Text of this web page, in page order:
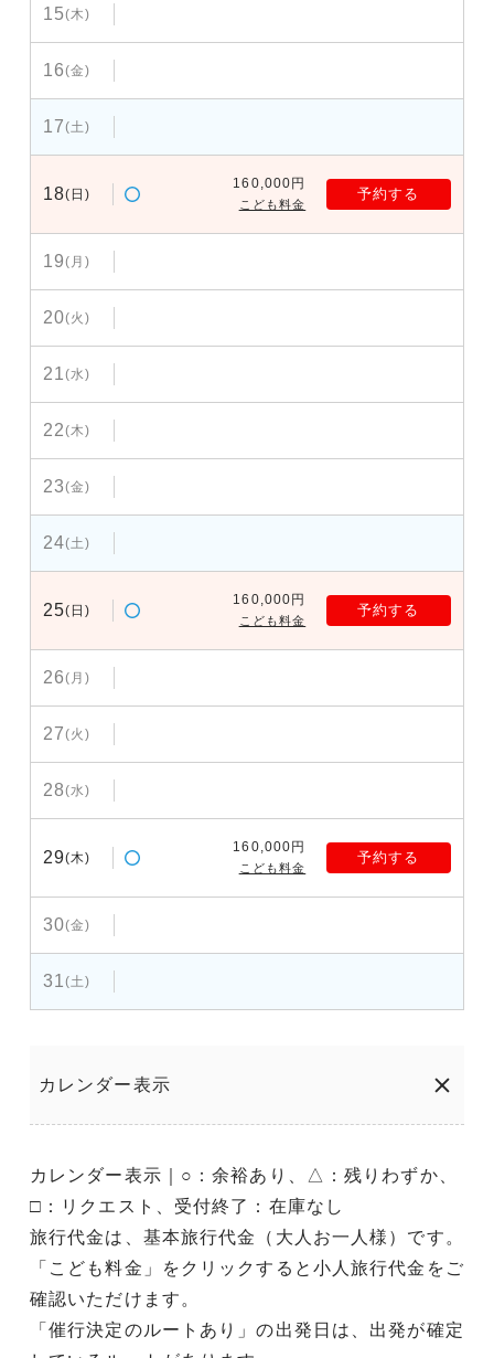
15(木)
16(金)
17(土)
18(日)
160,000円
こども料金
予約する
19(月)
20(火)
21(水)
22(木)
23(金)
24(土)
25(日)
160,000円
こども料金
予約する
26(月)
27(火)
28(水)
29(木)
160,000円
こども料金
予約する
30(金)
31(土)
カレンダー表示
カレンダー表示｜○：余裕あり、△：残りわずか、
□：リクエスト、受付終了：在庫なし
旅行代金は、基本旅行代金（大人お一人様）です。
「こども料金」をクリックすると小人旅行代金をご
確認いただけます。
「催行決定のルートあり」の出発日は、出発が確定